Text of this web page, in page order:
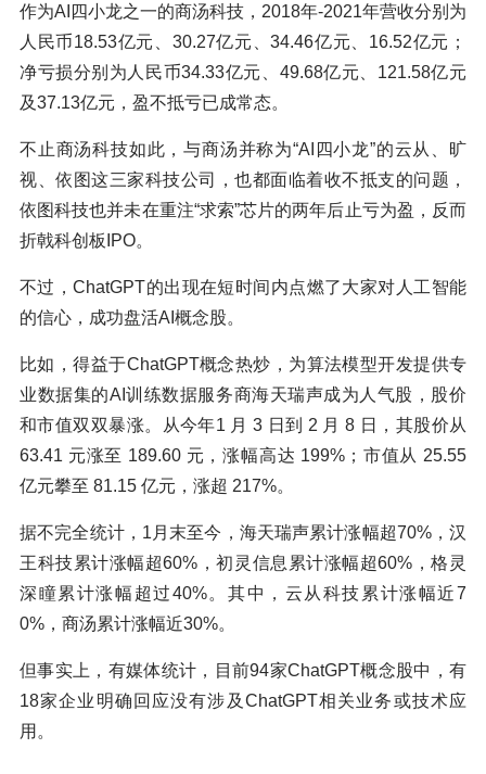
作为AI四小龙之一的商汤科技，2018年-2021年营收分别为
人民币18.53亿元、30.27亿元、34.46亿元、16.52亿元；
净亏损分别为人民币34.33亿元、49.68亿元、121.58亿元
及37.13亿元，盈不抵亏已成常态。
不止商汤科技如此，与商汤并称为“AI四小龙”的云从、旷
视、依图这三家科技公司，也都面临着收不抵支的问题，
依图科技也并未在重注“求索”芯片的两年后止亏为盈，反而
折戟科创板IPO。
不过，ChatGPT的出现在短时间内点燃了大家对人工智能
的信心，成功盘活AI概念股。
比如，得益于ChatGPT概念热炒，为算法模型开发提供专
业数据集的AI训练数据服务商海天瑞声成为人气股，股价
和市值双双暴涨。从今年1 月 3 日到 2 月 8 日，其股价从
63.41 元涨至 189.60 元，涨幅高达 199%；市值从 25.55
亿元攀至 81.15 亿元，涨超 217%。
据不完全统计，1月末至今，海天瑞声累计涨幅超70%，汉
王科技累计涨幅超60%，初灵信息累计涨幅超60%，格灵
深瞳累计涨幅超过40%。其中，云从科技累计涨幅近7
0%，商汤累计涨幅近30%。
但事实上，有媒体统计，目前94家ChatGPT概念股中，有
18家企业明确回应没有涉及ChatGPT相关业务或技术应
用。